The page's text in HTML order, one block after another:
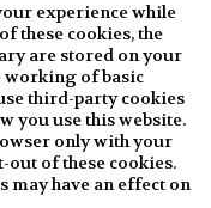
experience while
these cookies, the
are stored on your
working of basic
third-party cookies
you use this website.
only with your
out of these cookies.
may have an effect on